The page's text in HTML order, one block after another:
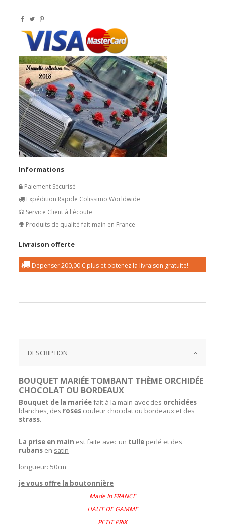
Informations
Paiement Sécurisé
Expédition Rapide Colissimo Worldwide
Service Client à l'écoute
Produits de qualité fait main en France
Livraison offerte
Dépenser200,00 € plus et obtenez la livraison gratuite!
DESCRIPTION
BOUQUET MARIÉE TOMBANT THÈME ORCHIDÉE
CHOCOLAT OU BORDEAUX
Bouquet de la mariéefait à la main avec des orchidées
blanches, des roses couleur chocolat ou bordeaux et des
strass.
La prise en main est faite avec un tulle perlé et des
rubans en satin
longueur: 50cm
je vous offre la boutonnière
Made In FRANCE
HAUT DE GAMME
PETIT PRIX